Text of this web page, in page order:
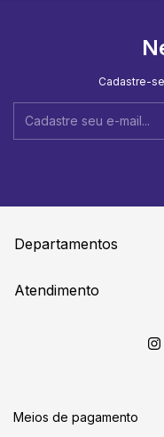
Cadastre-
Departamentos
Atendimento
Meios de pagamento